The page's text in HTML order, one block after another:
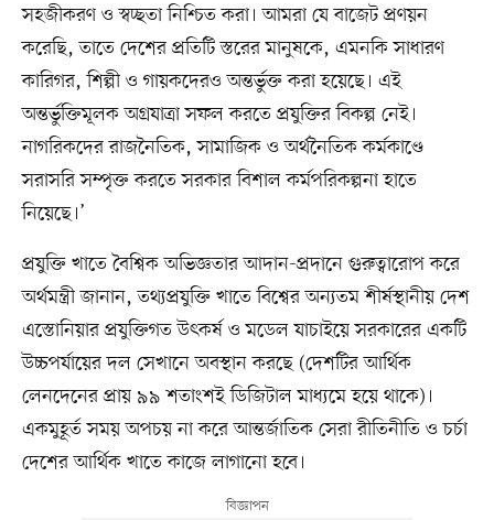
সহজীকরণ ও স্বচ্ছতা নিশ্চিত করা। আমরা যে বাজেট প্রণয়ন
করেছি, তাতে দেশের প্রতিটি স্তরের মানুষকে, এমনকি সাধারণ
কারিগর, শিল্পী ও গায়কদেরও অন্তর্ভুক্ত করা হয়েছে। এই
অন্তর্ভুক্তিমূলক অগ্রযাত্রা সফল করতে প্রযুক্তির বিকল্প নেই।
নাগরিকদের রাজনৈতিক, সামাজিক ও অর্থনৈতিক কর্মকাণ্ডে
সরাসরি সম্পৃক্ত করতে সরকার বিশাল কর্মপরিকল্পনা হাতে
নিয়েছে।’
প্রযুক্তি খাতে বৈশ্বিক অভিজ্ঞতার আদান-প্রদানে গুরুত্বারোপ করে
অর্থমন্ত্রী জানান, তথ্যপ্রযুক্তি খাতে বিশ্বের অন্যতম শীর্ষস্থানীয় দেশ
এস্তোনিয়ার প্রযুক্তিগত উৎকর্ষ ও মডেল যাচাইয়ে সরকারের একটি
উচ্চপর্যায়ের দল সেখানে অবস্থান করছে (দেশটির আর্থিক
লেনদেনের প্রায় ৯৯ শতাংশই ডিজিটাল মাধ্যমে হয়ে থাকে)।
একমুহূর্ত সময় অপচয় না করে আন্তর্জাতিক সেরা রীতিনীতি ও চর্চা
দেশের আর্থিক খাতে কাজে লাগানো হবে।